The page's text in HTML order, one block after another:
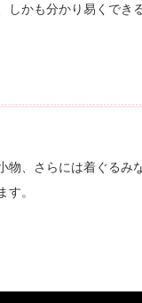
かも分かり易くでき
物、さらには着ぐるみ
す。